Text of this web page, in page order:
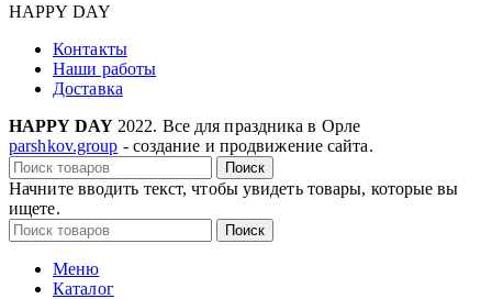
HAPPY DAY
Контакты
Наши работы
Доставка
HAPPY DAY 2022. Все для праздника в Орле
parshkov.group - создание и продвижение сайта.
Поиск
Начните вводить текст, чтобы увидеть товары, которые вы
ищете.
Поиск
Меню
Каталог